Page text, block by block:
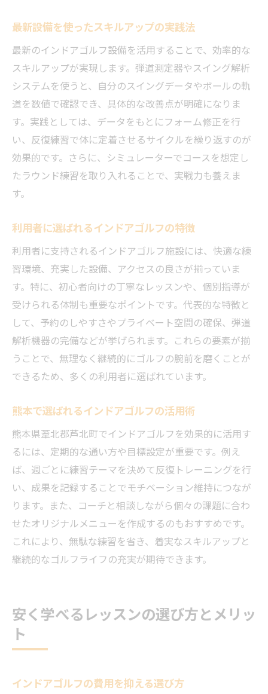
最新設備を使ったスキルアップの実践法
最新のインドアゴルフ設備を活用することで、効率的な
スキルアップが実現します。弾道測定器やスイング解析
システムを使うと、自分のスイングデータやボールの軌
道を数値で確認でき、具体的な改善点が明確になりま
す。実践としては、データをもとにフォーム修正を行
い、反復練習で体に定着させるサイクルを繰り返すのが
効果的です。さらに、シミュレーターでコースを想定し
たラウンド練習を取り入れることで、実戦力も養えま
す。
利用者に選ばれるインドアゴルフの特徴
利用者に支持されるインドアゴルフ施設には、快適な練
習環境、充実した設備、アクセスの良さが揃っていま
す。特に、初心者向けの丁寧なレッスンや、個別指導が
受けられる体制も重要なポイントです。代表的な特徴と
して、予約のしやすさやプライベート空間の確保、弾道
解析機器の完備などが挙げられます。これらの要素が揃
うことで、無理なく継続的にゴルフの腕前を磨くことが
できるため、多くの利用者に選ばれています。
熊本で選ばれるインドアゴルフの活用術
熊本県葦北郡芦北町でインドアゴルフを効果的に活用す
るには、定期的な通い方や目標設定が重要です。例え
ば、週ごとに練習テーマを決めて反復トレーニングを行
い、成果を記録することでモチベーション維持につなが
ります。また、コーチと相談しながら個々の課題に合わ
せたオリジナルメニューを作成するのもおすすめです。
これにより、無駄な練習を省き、着実なスキルアップと
継続的なゴルフライフの充実が期待できます。
安く学べるレッスンの選び方とメリッ
ト
インドアゴルフの費用を抑える選び方